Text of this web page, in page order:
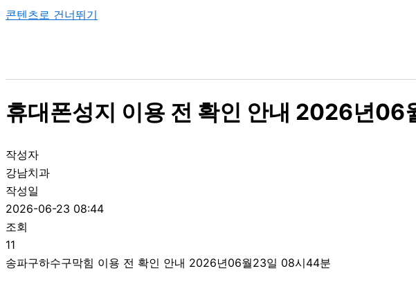
콘텐츠로 건너뛰기
휴대폰성지 이용 전 확인 안내 2026년
작성자
강남치과
작성일
2026-06-23 08:44
조회
11
송파구하수구막힘 이용 전 확인 안내 2026년06월23일 08시44분